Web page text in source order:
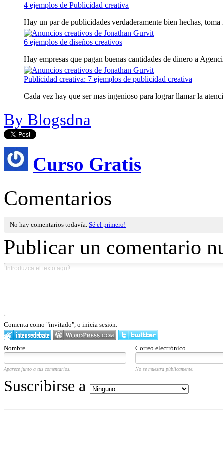
4 ejemplos de Publicidad creativa
Hay un par de publicidades verdaderamente bien hechas, toma
6 ejemplos de diseños creativos
Hay empresas que pagan buenas cantidades de dinero a
Publicidad creativa: 7 ejemplos de publicidad creativa
Cada vez hay que ser mas ingenioso para lograr llamar la
By Blogsdna
Curso Gratis
Comentarios
No hay comentarios todavía. Sé el primero!
Publicar un comentario
Comenta como "invitado", o inicia sesión:
Nombre Correo electrónico
Aparece junto a tus comentarios. No se muestra públicamente.
Suscribirse a